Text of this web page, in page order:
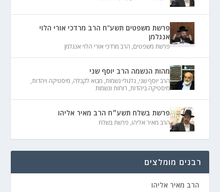
פרשת משפטים תשע"ח הרב מרדכי אורי הלוי
אנגלמן
פרשת משפטים, הרב מרדכי אורי הלוי אנגלמן
מהות הנשמה הרב יוסף שני
הרב יוסף שני, גלגולי נשמות, מבוא לקבלה, מיסטיקה ויהדות,
מיסטיקה ביהדות, רוחות ונשמות
פרשת בשלח תשע״ח הרב מאיר אליהו
הרב מאיר אליהו, פרשת בשלח
רבנים מומלצים
הרב מאיר אליהו